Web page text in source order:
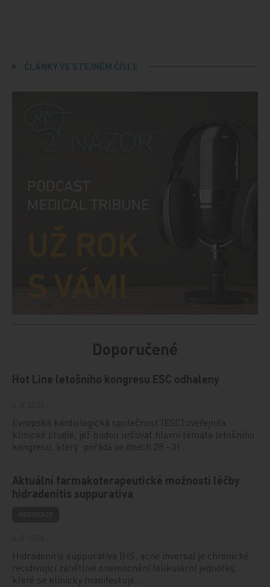
ČLÁNKY VE STEJNÉM ČÍSLE
Doporučené
Hot Line letošního kongresu ESC odhaleny
Evropská kardiologická společnost (ESC) zveřejnila
klinické studie, jež budou určovat hlavní témata letošního
kongresu, který pořádá ve dnech 28.–31…
Aktuální farmakoterapeutické možnosti léčby
hidradenitis suppurativa
Hidradenitis suppurativa (HS, acne inversa) je chronické
recidivující zánětlivé onemocnění folikulární jednotky,
které se klinicky manifestuje…